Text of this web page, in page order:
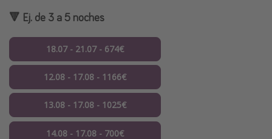
🔻 Ej. de 3 a 5 noches
18.07 - 21.07 - 674€
12.08 - 17.08 - 1166€
13.08 - 17.08 - 1025€
14.08 - 17.08 - 700€